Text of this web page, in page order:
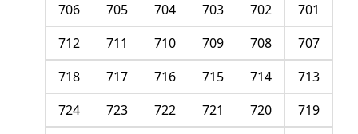
701
702
703
704
705
706
707
708
709
710
711
712
713
714
715
716
717
718
719
720
721
722
723
724